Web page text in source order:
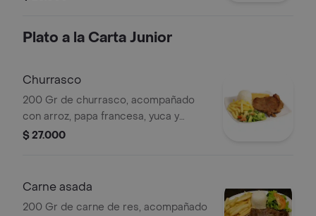
Plato a la Carta Junior
Churrasco
200 Gr de churrasco, acompañado
con arroz, papa francesa, yuca y
ensalada
$ 27.000
Carne asada
200 Gr de carne de res, acompañado